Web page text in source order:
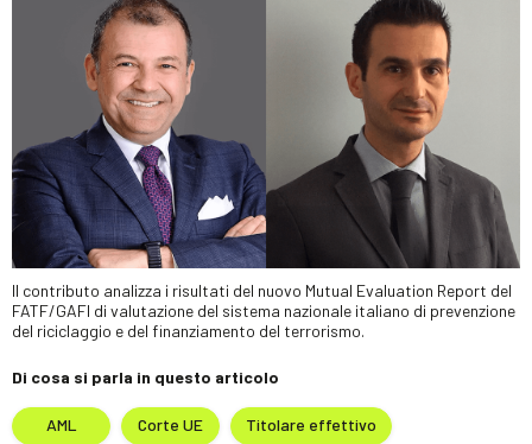
Il contributo analizza i risultati del nuovo Mutual Evaluation Report del
FATF/GAFI di valutazione del sistema nazionale italiano di prevenzione
del riciclaggio e del finanziamento del terrorismo.
Di cosa si parla in questo articolo
AML Corte UE Titolare effettivo